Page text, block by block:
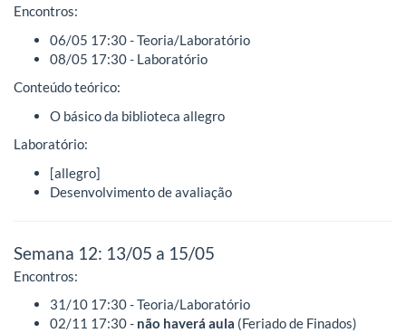
Encontros:
06/05 17:30 - Teoria/Laboratório
08/05 17:30 - Laboratório
Conteúdo teórico:
O básico da biblioteca allegro
Laboratório:
[allegro]
Desenvolvimento de avaliação
Semana 12: 13/05 a 15/05
Encontros:
31/10 17:30 - Teoria/Laboratório
02/11 17:30 - não haverá aula (Feriado de Finados)